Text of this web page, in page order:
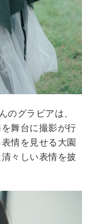
のグラビアは、
舞台に撮影が行
情を見せる大園
々しい表情を披